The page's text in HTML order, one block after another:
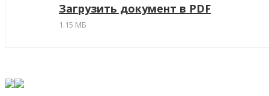
Загрузить документ в PDF
1.15 МБ